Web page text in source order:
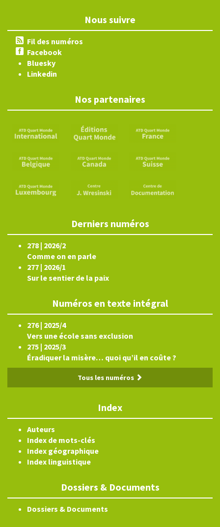
Nous suivre
Fil des numéros
Facebook
Bluesky
Linkedin
Nos partenaires
Derniers numéros
278 | 2026/2
Comme on en parle
277 | 2026/1
Sur le sentier de la paix
Numéros en texte intégral
276 | 2025/4
Vers une école sans exclusion
275 | 2025/3
Éradiquer la misère… quoi qu’il en coûte ?
Tous les numéros
Index
Auteurs
Index de mots-clés
Index géographique
Index linguistique
Dossiers & Documents
Dossiers & Documents